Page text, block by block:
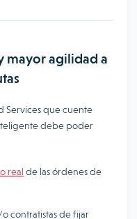
mayor agilidad a
Services que cuente
debe poder
real de las órdenes de
contratistas de fijar